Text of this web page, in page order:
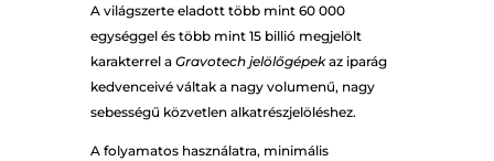
A világszerte eladott több mint 60 000
egységgel és több mint 15 billió megjelölt
karakterrel a Gravotech jelölőgépekaz iparág
kedvenceivé váltak a nagy volumenű, nagy
sebességű közvetlen alkatrészjelöléshez.
A folyamatos használatra, minimális